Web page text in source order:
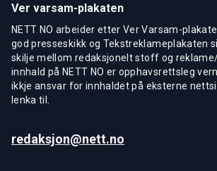
Ver varsam-plakaten
NETT NO arbeider etter Ver Varsam-
god presseskikk og Tekstreklameplakaten
skilje mellom redaksjonelt stoff og
innhald på NETT NO er opphavsrettsleg
ikkje ansvar for innhaldet på eksterne
lenka til.
redaksjon@nett.no